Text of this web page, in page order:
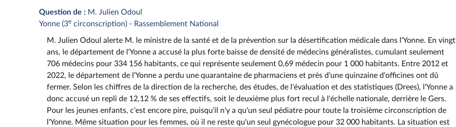
Question de : M. Julien Odoul
Yonne (3e circonscription) - Rassemblement National
M. Julien Odoul alerte M. le ministre de la santé et de la prévention sur la désertification médicale dans l'Yonne. En vingt
ans, le département de l'Yonne a accusé la plus forte baisse de densité de médecins généralistes, cumulant seulement
706 médecins pour 334 156 habitants, ce qui représente seulement 0,69 médecin pour 1 000 habitants. Entre 2012 et
2022, le département de l'Yonne a perdu une quarantaine de pharmaciens et près d'une quinzaine d'officines ont dû
fermer. Selon les chiffres de la direction de la recherche, des études, de l'évaluation et des statistiques (Drees), l'Yonne a
donc accusé un repli de 12,12 % de ses effectifs, soit le deuxième plus fort recul à l'échelle nationale, derrière le Gers.
Pour les jeunes enfants, c'est encore pire, puisqu'il n'y a qu'un seul pédiatre pour toute la troisième circonscription de
l'Yonne. Même situation pour les femmes, où il ne reste qu'un seul gynécologue pour 32 000 habitants. La situation est